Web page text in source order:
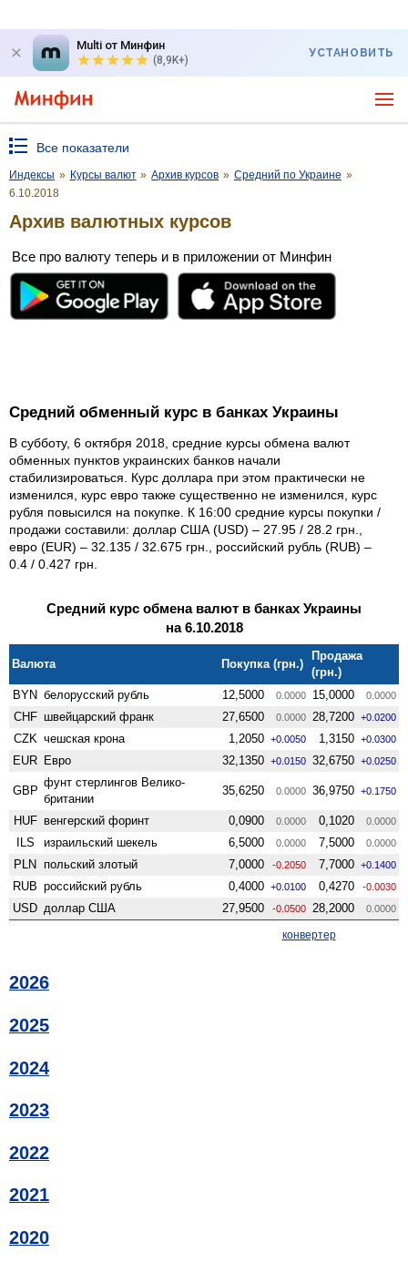
Multi от Минфин
(8,9K+)
УСТАНОВИТЬ
Все показатели
Индексы » Курсы валют » Архив курсов » Средний по Украине »
6.10.2018
Архив валютных курсов
Все про валюту теперь и в приложении от Минфин
Средний обменный курс в банках Украины
В субботу, 6 октября 2018, средние курсы обмена валют
обменных пунктов украинских банков начали
стабилизироваться. Курс доллара при этом практически не
изменился, курс евро также существенно не изменился, курс
рубля повысился на покупке. К 16:00 средние курсы покупки /
продажи составили: доллар США (USD) – 27.95 / 28.2 грн.,
евро (EUR) – 32.135 / 32.675 грн., российский рубль (RUB) –
0.4 / 0.427 грн.
Средний курс обмена валют в банках Украины
на 6.10.2018
Валюта Покупка (грн.)
Продажа
(грн.)
BYN белорусский рубль 12,5000 0.0000 15,0000 0.0000
CHF швейцарский франк 27,6500 0.0000 28,7200 +0.0200
CZK чешская крона 1,2050 +0.0050 1,3150 +0.0300
EUR Евро 32,1350 +0.0150 32,6750 +0.0250
GBP
фунт стерлингов Велико­
британии
35,6250 0.0000 36,9750 +0.1750
HUF венгерский форинт 0,0900 0.0000 0,1020 0.0000
ILS израильский шекель 6,5000 0.0000 7,5000 0.0000
PLN польский злотый 7,0000 -0.2050 7,7000 +0.1400
RUB российский рубль 0,4000 +0.0100 0,4270 -0.0030
USD доллар США 27,9500 -0.0500 28,2000 0.0000
конвертер
2026
2025
2024
2023
2022
2021
2020